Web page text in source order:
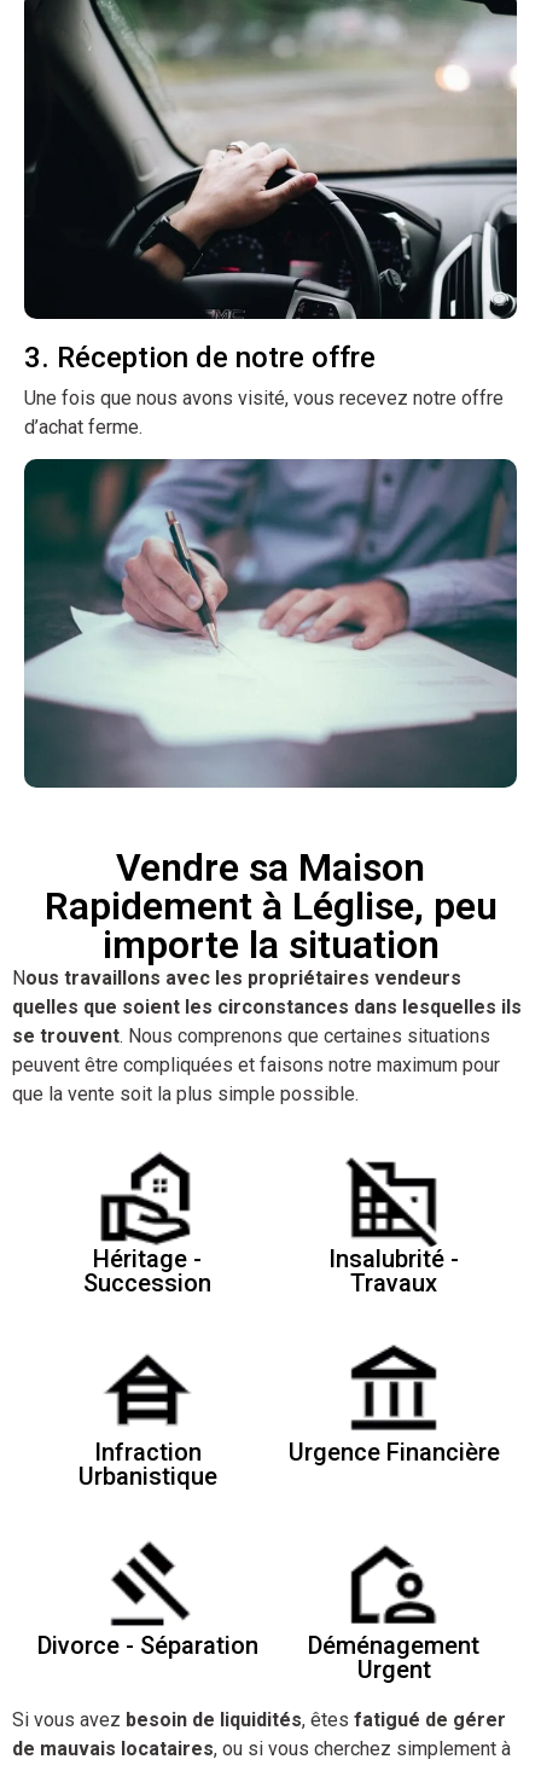
3. Réception de notre offre
Une fois que nous avons visité, vous recevez notre offre
d’achat ferme.
Vendre sa Maison
Rapidement à Léglise, peu
importe la situation
Nous travaillons avec les propriétaires vendeurs
quelles que soient les circonstances dans lesquelles ils
se trouvent. Nous comprenons que certaines situations
peuvent être compliquées et faisons notre maximum pour
que la vente soit la plus simple possible.
Héritage -
Succession
Insalubrité -
Travaux
Infraction
Urbanistique
Urgence Financière
Divorce - Séparation
Déménagement
Urgent
Si vous avez besoin de liquidités, êtes fatigué de gérer
de mauvais locataires, ou si vous cherchez simplement à